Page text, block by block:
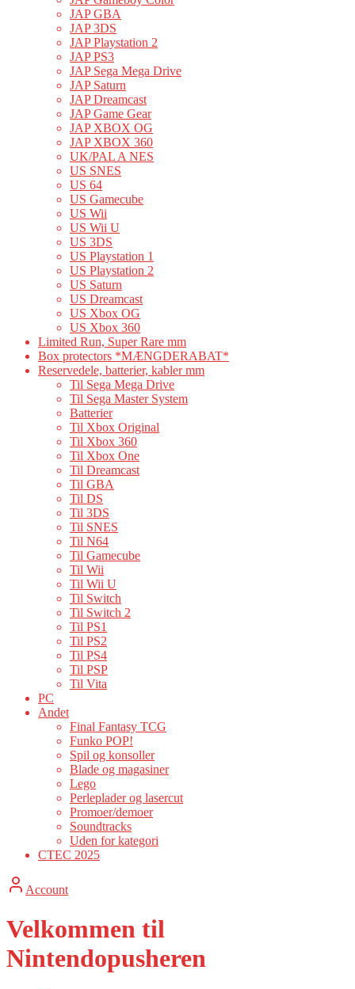
JAP GBA
JAP 3DS
JAP Playstation 2
JAP PS3
JAP Sega Mega Drive
JAP Saturn
JAP Dreamcast
JAP Game Gear
JAP XBOX OG
JAP XBOX 360
UK/PAL A NES
US SNES
US 64
US Gamecube
US Wii
US Wii U
US 3DS
US Playstation 1
US Playstation 2
US Saturn
US Dreamcast
US Xbox OG
US Xbox 360
Limited Run, Super Rare mm
Box protectors *MÆNGDERABAT*
Reservedele, batterier, kabler mm
Til Sega Mega Drive
Til Sega Master System
Batterier
Til Xbox Original
Til Xbox 360
Til Xbox One
Til Dreamcast
Til GBA
Til DS
Til 3DS
Til SNES
Til N64
Til Gamecube
Til Wii
Til Wii U
Til Switch
Til Switch 2
Til PS1
Til PS2
Til PS4
Til PSP
Til Vita
PC
Andet
Final Fantasy TCG
Funko POP!
Spil og konsoller
Blade og magasiner
Lego
Perleplader og lasercut
Promoer/demoer
Soundtracks
Uden for kategori
CTEC 2025
Account
Velkommen til
Nintendopusheren